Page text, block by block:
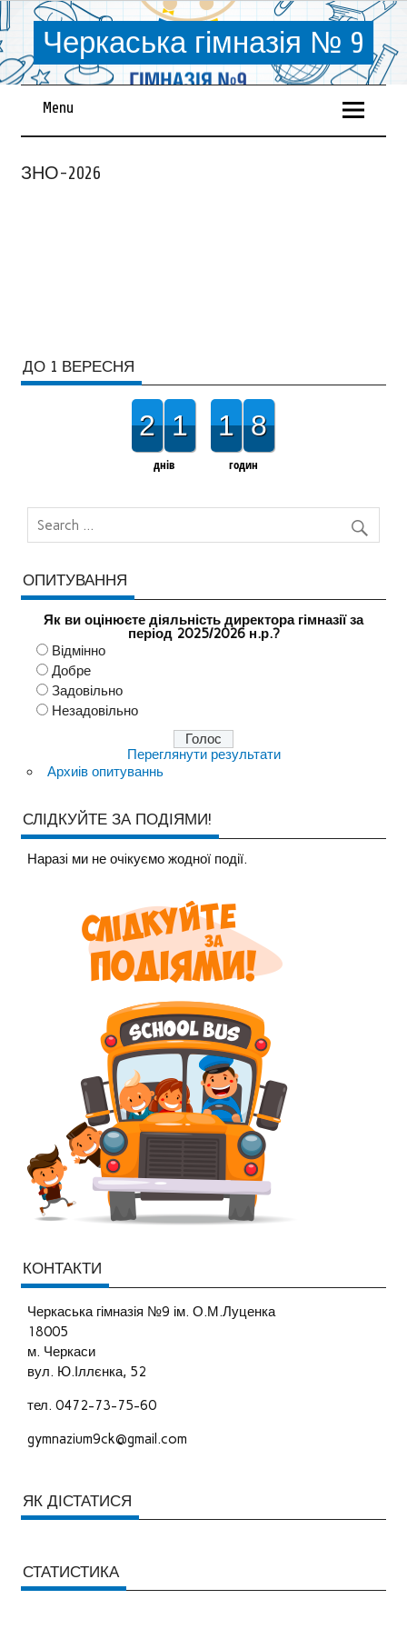
Черкаська гімназія № 9
Menu
ЗНО-2026
ДО 1 ВЕРЕСНЯ
2 1
днів
1 8
годин
ОПИТУВАННЯ
Як ви оцінюєте діяльність директора гімназії за
період 2025/2026 н.р.?
Відмінно
Добре
Задовільно
Незадовільно
Переглянути результати
Архиів опитуваннь
СЛІДКУЙТЕ ЗА ПОДІЯМИ!
Наразi ми не очiкуємо жодної події.
КОНТАКТИ
Черкаська гімназія №9 ім. О.М.Луценка
18005
м. Черкаси
вул. Ю.Іллєнка, 52
тел. 0472-73-75-60
gymnazium9ck@gmail.com
ЯК ДІСТАТИСЯ
СТАТИСТИКА